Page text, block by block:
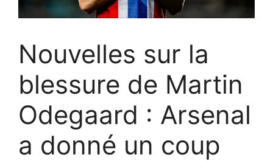
Nouvelles sur la
blessure de Martin
Odegaard : Arsenal
a donné un coup